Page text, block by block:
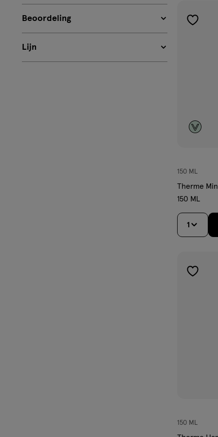
Beoordeling
Lijn
150 ML
Therme
150 ML
1
150 ML